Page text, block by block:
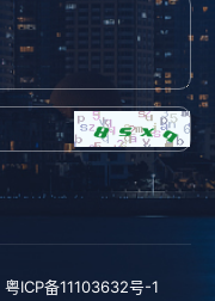
粤ICP备11103632号-1